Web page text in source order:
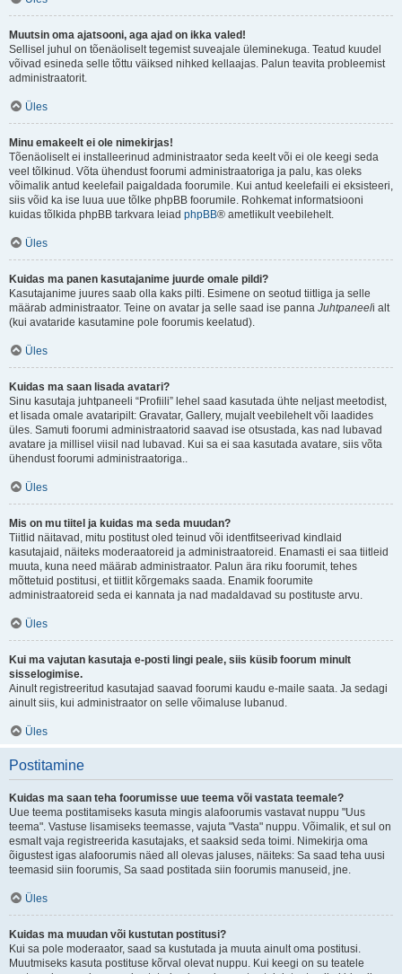
Muutsin oma ajatsooni, aga ajad on ikka valed!
Sellisel juhul on tõenäoliselt tegemist suveajale üleminekuga. Teatud kuudel
võivad esineda selle tõttu väiksed nihked kellaajas. Palun teavita probleemist
administraatorit.
Üles
Minu emakeelt ei ole nimekirjas!
Tõenäoliselt ei installeerinud administraator seda keelt või ei ole keegi seda
veel tõlkinud. Võta ühendust foorumi administraatoriga ja palu, kas oleks
võimalik antud keelefail paigaldada foorumile. Kui antud keelefaili ei eksisteeri,
siis võid ka ise luua uue tõlke phpBB foorumile. Rohkemat informatsiooni
kuidas tõlkida phpBB tarkvara leiad phpBB® ametlikult veebilehelt.
Üles
Kuidas ma panen kasutajanime juurde omale pildi?
Kasutajanime juures saab olla kaks pilti. Esimene on seotud tiitliga ja selle
määrab administraator. Teine on avatar ja selle saad ise panna Juhtpaneeli alt
(kui avataride kasutamine pole foorumis keelatud).
Üles
Kuidas ma saan lisada avatari?
Sinu kasutaja juhtpaneeli “Profiili” lehel saad kasutada ühte neljast meetodist,
et lisada omale avataripilt: Gravatar, Gallery, mujalt veebilehelt või laadides
üles. Samuti foorumi administraatorid saavad ise otsustada, kas nad lubavad
avatare ja millisel viisil nad lubavad. Kui sa ei saa kasutada avatare, siis võta
ühendust foorumi administraatoriga..
Üles
Mis on mu tiitel ja kuidas ma seda muudan?
Tiitlid näitavad, mitu postitust oled teinud või identfitseerivad kindlaid
kasutajaid, näiteks moderaatoreid ja administraatoreid. Enamasti ei saa tiitleid
muuta, kuna need määrab administraator. Palun ära riku foorumit, tehes
mõttetuid postitusi, et tiitlit kõrgemaks saada. Enamik foorumite
administraatoreid seda ei kannata ja nad madaldavad su postituste arvu.
Üles
Kui ma vajutan kasutaja e-posti lingi peale, siis küsib foorum minult
sisselogimise.
Ainult registreeritud kasutajad saavad foorumi kaudu e-maile saata. Ja sedagi
ainult siis, kui administraator on selle võimaluse lubanud.
Üles
Postitamine
Kuidas ma saan teha foorumisse uue teema või vastata teemale?
Uue teema postitamiseks kasuta mingis alafoorumis vastavat nuppu "Uus
teema". Vastuse lisamiseks teemasse, vajuta "Vasta" nuppu. Võimalik, et sul on
esmalt vaja registreerida kasutajaks, et saaksid seda toimi. Nimekirja oma
õigustest igas alafoorumis näed all olevas jaluses, näiteks: Sa saad teha uusi
teemasid siin foorumis, Sa saad postitada siin foorumis manuseid, jne.
Üles
Kuidas ma muudan või kustutan postitusi?
Kui sa pole moderaator, saad sa kustutada ja muuta ainult oma postitusi.
Muutmiseks kasuta postituse kõrval olevat nuppu. Kui keegi on su teatele